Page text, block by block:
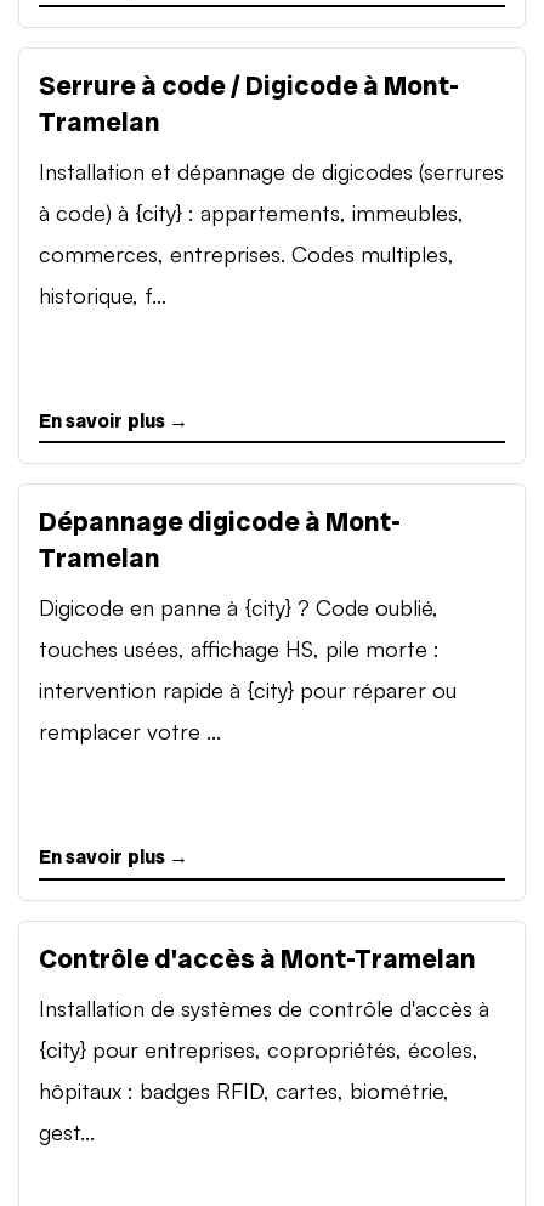
Serrure à code / Digicode à Mont-
Tramelan
Installation et dépannage de digicodes (serrures
à code) à {city} : appartements, immeubles,
commerces, entreprises. Codes multiples,
historique, f...
En savoir plus →
Dépannage digicode à Mont-
Tramelan
Digicode en panne à {city} ? Code oublié,
touches usées, affichage HS, pile morte :
intervention rapide à {city} pour réparer ou
remplacer votre ...
En savoir plus →
Contrôle d'accès à Mont-Tramelan
Installation de systèmes de contrôle d'accès à
{city} pour entreprises, copropriétés, écoles,
hôpitaux : badges RFID, cartes, biométrie,
gest...